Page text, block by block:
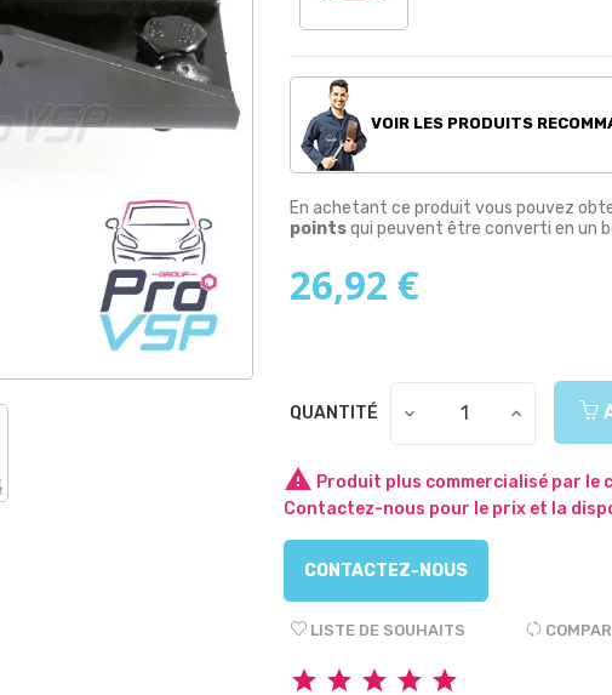
VOIR LES PRODUITS
En achetant ce produit vous pouvez
pointsqui peuvent être converti en un
26,92 €
QUANTITÉ
 Produit plus commercialisé par le
Contactez-nous pour le prix et la
CONTACTEZ-NOUS
LISTE DE SOUHAITS